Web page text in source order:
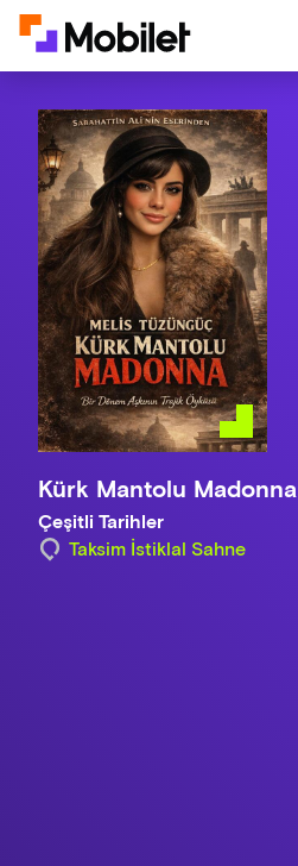
Kürk Mantolu Madonna
Çeşitli Tarihler
Taksim İstiklal Sahne